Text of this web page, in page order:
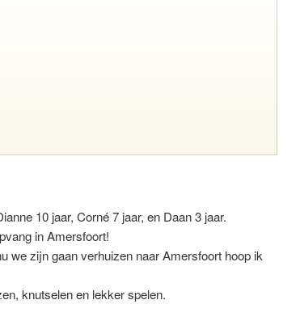
10 jaar, Corné 7 jaar, en Daan 3 jaar.
in Amersfoort!
we zijn gaan verhuizen naar Amersfoort hoop ik
knutselen en lekker spelen.